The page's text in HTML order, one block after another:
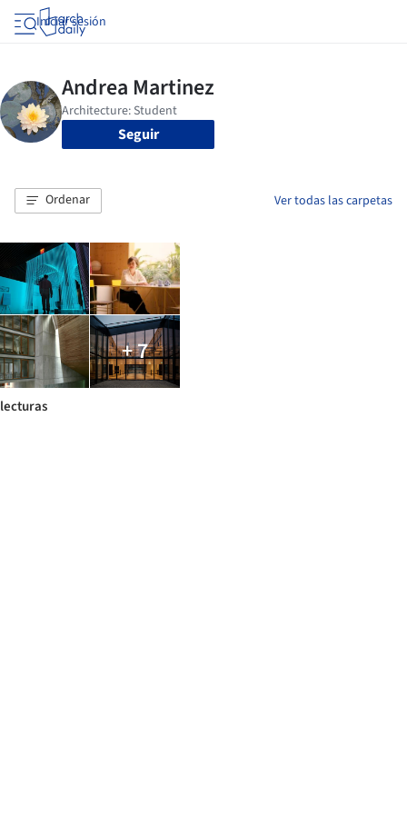
Iniciar sesión
Seguir
Ordenar Ver todas las carpetas
+ 7
lecturas